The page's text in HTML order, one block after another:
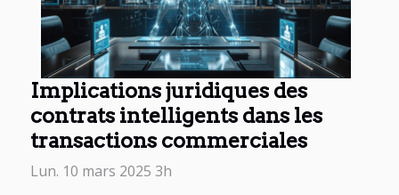
Implications juridiques des
contrats intelligents dans les
transactions commerciales
Lun. 10 mars 2025 3h